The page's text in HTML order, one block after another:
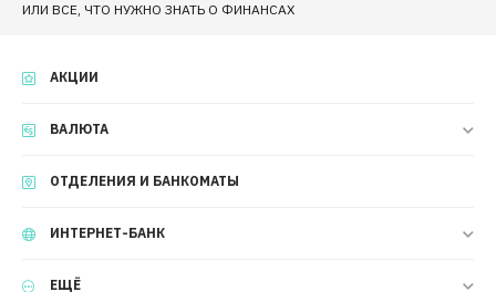
ИЛИ ВСЕ, ЧТО НУЖНО ЗНАТЬ О ФИНАНСАХ
АКЦИИ
ВАЛЮТА
ОТДЕЛЕНИЯ И БАНКОМАТЫ
ИНТЕРНЕТ-БАНК
ЕЩЁ